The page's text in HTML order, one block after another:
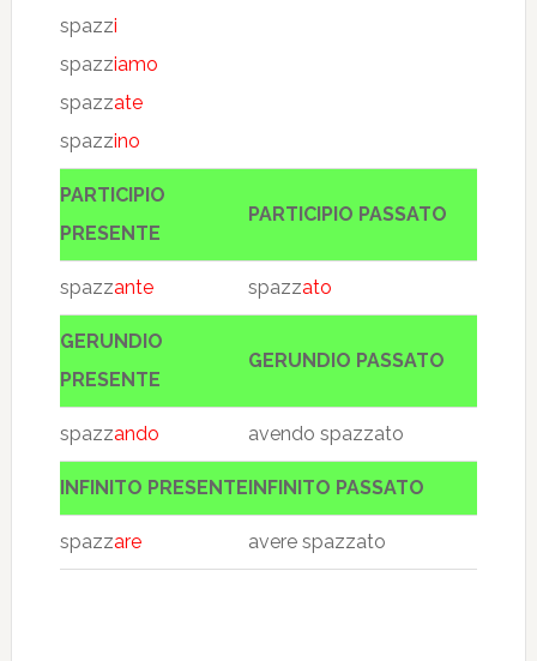
spazzi
spazziamo
spazzate
spazzino
PARTICIPIO
PRESENTE
PARTICIPIO PASSATO
spazzante spazzato
GERUNDIO
PRESENTE
GERUNDIO PASSATO
spazzando avendo spazzato
INFINITO PRESENTEINFINITO PASSATO
spazzare avere spazzato